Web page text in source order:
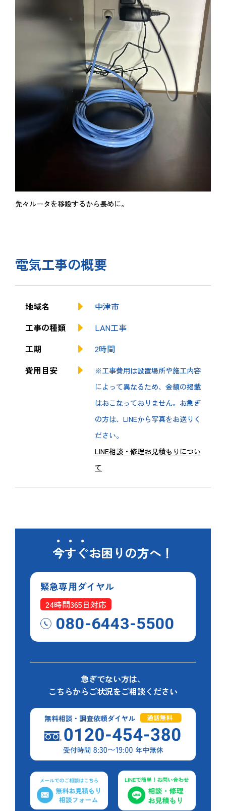
先々ルータを移設するから長めに。
電気工事の概要
地域名
中津市
工事の種類
LAN工事
工期
2時間
費用目安
※工事費用は設置場所や施工内容
によって異なるため、金額の掲載
はおこなっておりません。お急ぎ
の方は、LINEから写真をお送りく
ださい。
LINE相談・修理お見積もりについ
て
今すぐお困りの方へ！
緊急専用ダイヤル
24時間365日対応
080-6443-5500
急ぎでない方は、
こちらからご状況をご相談ください